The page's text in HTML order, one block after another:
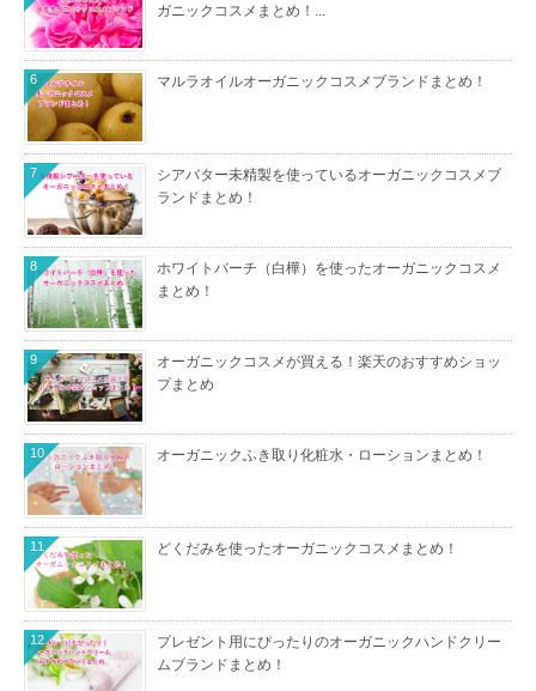
ガニックコスメまとめ！...
マルラオイルオーガニックコスメブランドまとめ！
6
シアバター未精製を使っているオーガニックコスメブ
ランドまとめ！
7
ホワイトバーチ（白樺）を使ったオーガニックコスメ
まとめ！
8
オーガニックコスメが買える！楽天のおすすめショッ
プまとめ
9
オーガニックふき取り化粧水・ローションまとめ！
10
どくだみを使ったオーガニックコスメまとめ！
11
プレゼント用にぴったりのオーガニックハンドクリー
ムブランドまとめ！
12